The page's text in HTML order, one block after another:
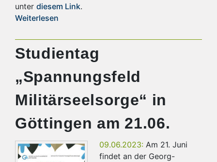
unter diesem Link.
Weiterlesen
Studientag
„Spannungsfeld
Militärseelsorge“ in
Göttingen am 21.06.
09.06.2023: Am 21. Juni
findet an der Georg-